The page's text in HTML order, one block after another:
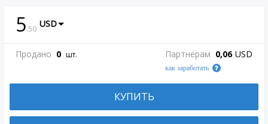
5.50 USD
Продано 0 шт. Партнерам 0,06 USD
как заработать
КУПИТЬ